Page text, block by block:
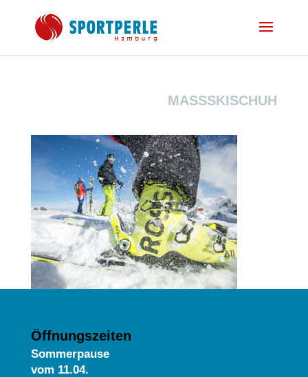
MASSSKISCHUH
Öffnungszeiten
Sommerpause
vom 11.04.